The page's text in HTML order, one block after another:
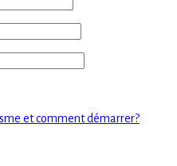
et comment démarrer?